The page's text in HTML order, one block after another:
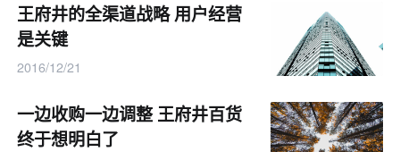
王府井的全渠道战略 用户经营
是关键
2016/12/21
一边收购一边调整 王府井百货
终于想明白了